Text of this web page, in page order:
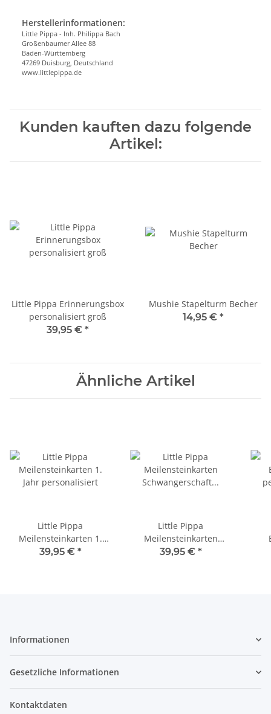
Herstellerinformationen:
Little Pippa - Inh. Philippa Bach
Großenbaumer Allee 88
Baden-Württemberg
47269 Duisburg, Deutschland
www.littlepippa.de
Kunden kauften dazu folgende
Artikel:
Little Pippa Erinnerungsbox
personalisiert groß
39,95 € *
Mushie Stapelturm Becher
14,95 € *
Ähnliche Artikel
Little Pippa
Meilensteinkarten 1.
Jahr personalisiert
39,95 € *
Little Pippa
Meilensteinkarten
Schwangerschaft
39,95 € *
Informationen
Gesetzliche Informationen
Kontaktdaten